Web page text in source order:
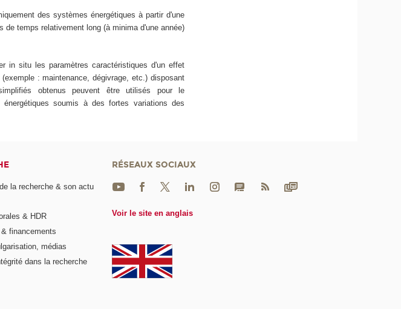
des systèmes énergétiques à partir d'une
temps relativement long (à minima d'une année)
in situ les paramètres caractéristiques d'un effet
: maintenance, dégivrage, etc.) disposant
obtenus peuvent être utilisés pour le
soumis à des fortes variations des
la recherche & son actu
& HDR
financements
médias
dans la recherche
RÉSEAUX SOCIAUX
Voir le site en anglais